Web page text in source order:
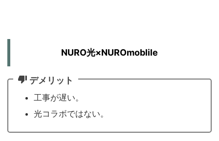
NURO光×NUROmoblile
デメリット
工事が遅い。
光コラボではない。